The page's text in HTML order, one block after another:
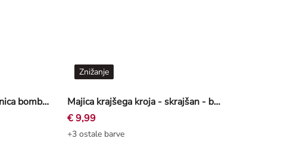
Pulover iz volne - Mešanica bombaža - rdeca Majica krajšega kroja - skrajšan - bež
Znižanje
€ 9,99
+3 ostale barve